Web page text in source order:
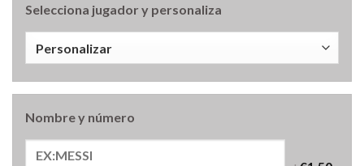
Selecciona jugador y personaliza
Nombre y número